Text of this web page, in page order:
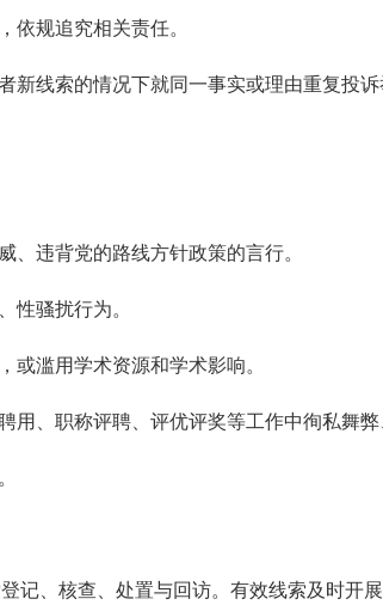
依规追究相关责任。
线索的情况下就同一事实或理由重复投诉
、违背党的路线方针政策的言行。
性骚扰行为。
或滥用学术资源和学术影响。
、职称评聘、评优评奖等工作中徇私舞弊
记、核查、处置与回访。有效线索及时开